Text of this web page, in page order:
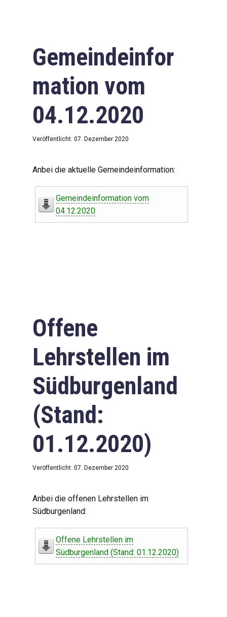
Gemeindeinfor
mation vom
04.12.2020
Veröffentlicht: 07. Dezember 2020
Anbei die aktuelle Gemeindeinformation:
Gemeindeinformation vom
04.12.2020
Offene
Lehrstellen im
Südburgenland
(Stand:
01.12.2020)
Veröffentlicht: 07. Dezember 2020
Anbei die offenen Lehrstellen im
Südburgenland:
Offene Lehrstellen im
Südburgenland (Stand: 01.12.2020)